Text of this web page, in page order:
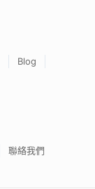
Blog
聯絡我們